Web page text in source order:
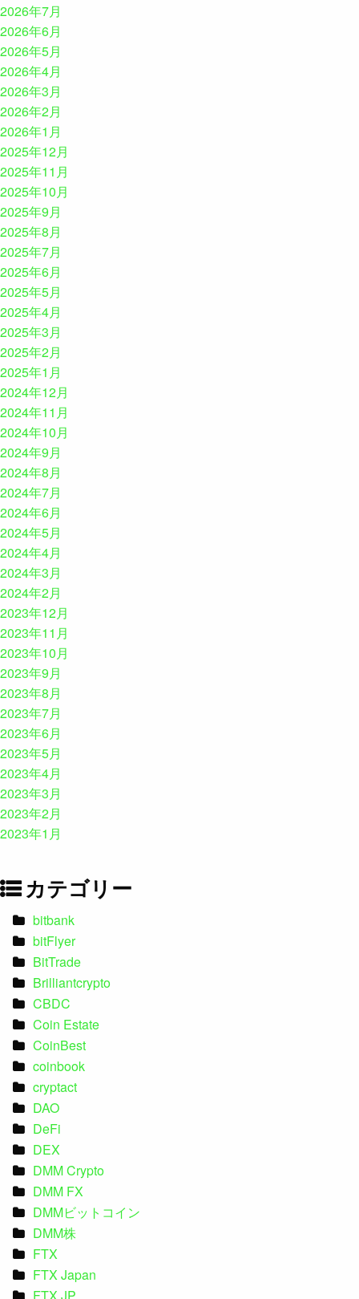
2026年7月
2026年6月
2026年5月
2026年4月
2026年3月
2026年2月
2026年1月
2025年12月
2025年11月
2025年10月
2025年9月
2025年8月
2025年7月
2025年6月
2025年5月
2025年4月
2025年3月
2025年2月
2025年1月
2024年12月
2024年11月
2024年10月
2024年9月
2024年8月
2024年7月
2024年6月
2024年5月
2024年4月
2024年3月
2024年2月
2023年12月
2023年11月
2023年10月
2023年9月
2023年8月
2023年7月
2023年6月
2023年5月
2023年4月
2023年3月
2023年2月
2023年1月
カテゴリー
bitbank
bitFlyer
BitTrade
Brilliantcrypto
CBDC
Coin Estate
CoinBest
coinbook
cryptact
DAO
DeFi
DEX
DMM Crypto
DMM FX
DMMビットコイン
DMM株
FTX
FTX Japan